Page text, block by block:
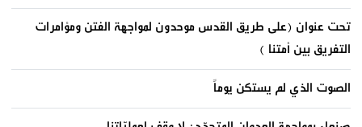
تحت عنوان (على طريق القدس موحدون لمواجهة الفتن ومؤامرات
التفريق بين أمتنا )
الصوت الذي لم يستكن يوماً